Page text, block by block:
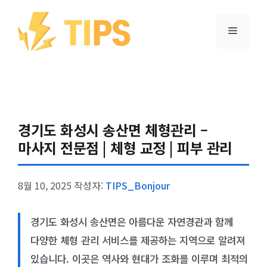
건너뛰기
메뉴
경기도 화성시 송산면 체형관리 –
마사지 전문점 | 체형 교정 | 피부 관리
8월 10, 2025 작성자: TIPS_Bonjour
경기도 화성시 송산면은 아름다운 자연경관과 함께
다양한 체형 관리 서비스를 제공하는 지역으로 알려져
있습니다. 이곳은 역사와 현대가 조화를 이루며 최적의